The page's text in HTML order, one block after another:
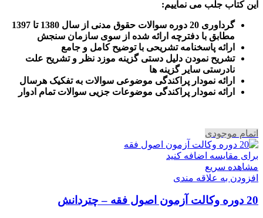
این کتاب جلب می نماییم:
گرداوری 20 دوره سوالات حقوق مدنی از سال 1380 تا 1397
مطابق با دفترچه ارائه شده از سوی سازمان سنجش
ارائه پاسخنامه تشریحی با توضیح کامل و جامع
تشریح نمودن دلیل دستی گزینه موزد نظر و تشریح علت
نادرستی سایر گزینه ها
ارائه نمودار پراکندگی موضوعی سوالات به تفکیک هرسال
رائه نمودار پراکندگی موضوعات جزیی سوالات تمام ادوار
اتمام موجودی
برای مقایسه اضافه کنید
مشاهده سریع
افزودن به علاقه مندی
20 دوره وکالت آزمون اصول فقه – چتردانش